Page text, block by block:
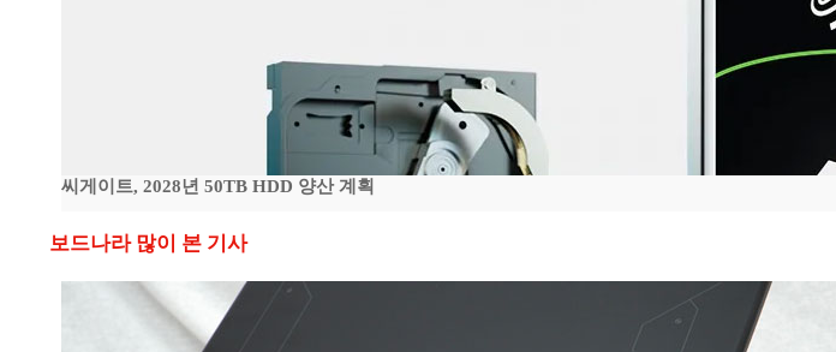
씨게이트, 2028년 50TB HDD 양산 계획
보드나라 많이 본 기사